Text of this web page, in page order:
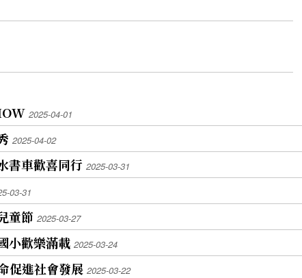
2025-04-01
2025-04-02
書車歡喜同行 2025-03-31
03-31
童節 2025-03-27
小歡樂滿載 2025-03-24
促進社會發展 2025-03-22